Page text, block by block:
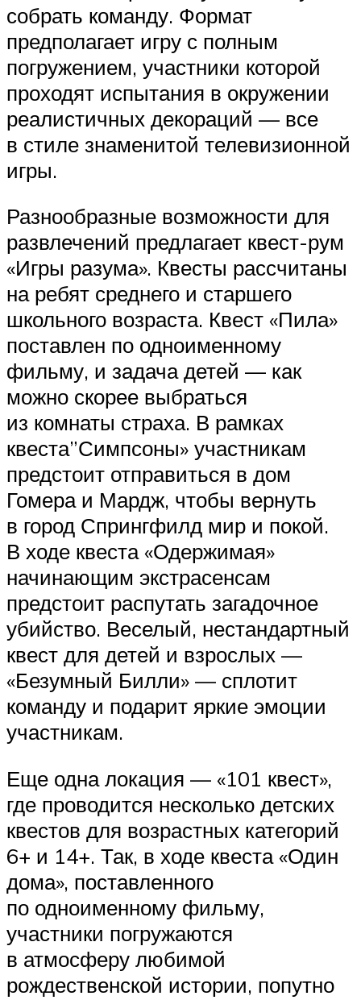
собрать команду. Формат
предполагает игру с полным
погружением, участники которой
проходят испытания в окружении
реалистичных декораций — все
в стиле знаменитой телевизионной
игры.
Разнообразные возможности для
развлечений предлагает квест-рум
«Игры разума». Квесты рассчитаны
на ребят среднего и старшего
школьного возраста. Квест «Пила»
поставлен по одноименному
фильму, и задача детей — как
можно скорее выбраться
из комнаты страха. В рамках
квеста”Симпсоны» участникам
предстоит отправиться в дом
Гомера и Мардж, чтобы вернуть
в город Спрингфилд мир и покой.
В ходе квеста «Одержимая»
начинающим экстрасенсам
предстоит распутать загадочное
убийство. Веселый, нестандартный
квест для детей и взрослых —
«Безумный Билли» — сплотит
команду и подарит яркие эмоции
участникам.
Еще одна локация — «101 квест»,
где проводится несколько детских
квестов для возрастных категорий
6+ и 14+. Так, в ходе квеста «Один
дома», поставленного
по одноименному фильму,
участники погружаются
в атмосферу любимой
рождественской истории, попутно